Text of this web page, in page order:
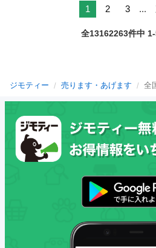
1 2 3 ...
全13162263件中
ジモティー 売ります・あげます 全